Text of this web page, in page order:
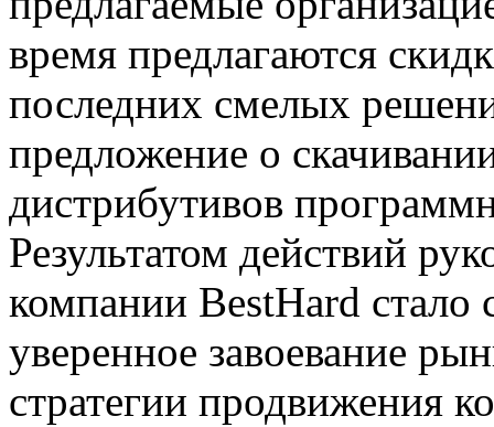
время предлагаются
последних смелых
предложение о
дистрибутивов
Результатом действий
компании BestHard стало
уверенное завоевание
стратегии продвижения